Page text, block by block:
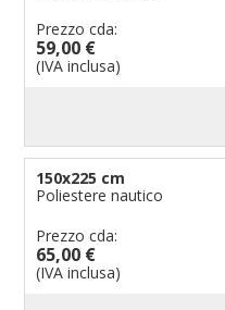
Prezzo cda:
59,00 €
(IVA inclusa)
150x225 cm
Poliestere nautico
Prezzo cda:
65,00 €
(IVA inclusa)